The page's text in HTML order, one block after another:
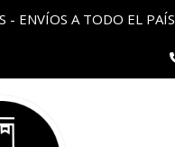
- ENVÍOS A TODO EL PAÍS